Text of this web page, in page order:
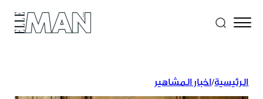
الرئيسية/اخبار المشاهير